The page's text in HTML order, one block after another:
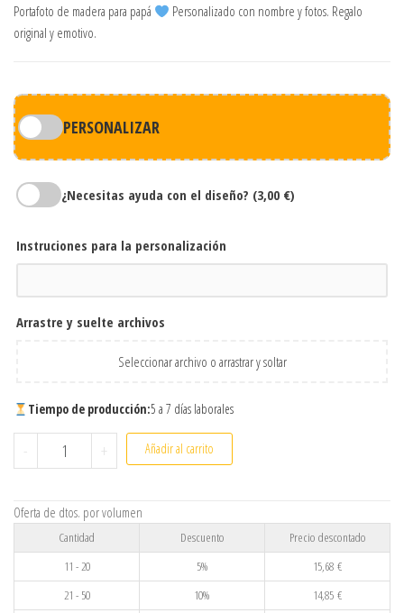
Portafoto de madera para papá
Personalizado con nombre y fotos. Regalo
original y emotivo.
PERSONALIZAR
¿Necesitas ayuda con el diseño? (3,00 €)
Instruciones para la personalización
Arrastre y suelte archivos
Seleccionar archivo o arrastrar y soltar
Tiempo de producción:5 a 7 días laborales
- Portafoto de madera para papá personalizado con nombre y
+ Añadir al carrito
Oferta de dtos. por volumen
Cantidad Descuento
Precio descontado
11 - 20
5% 15,68 €
21 - 50
10% 14,85 €